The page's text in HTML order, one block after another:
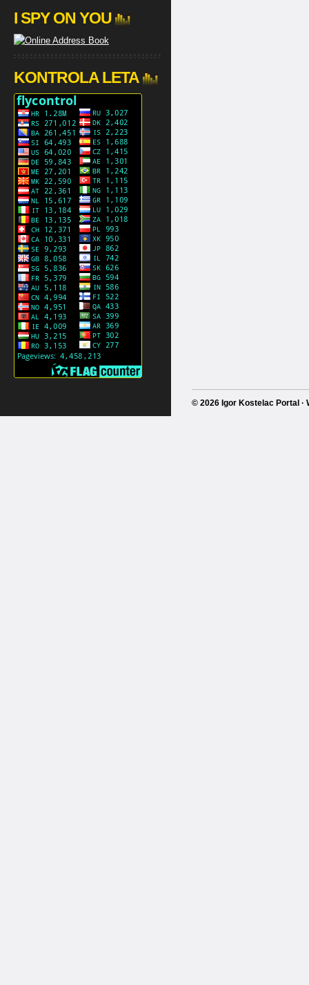
I SPY ON YOU
KONTROLA LETA
© 2026 Igor Kostelac Portal